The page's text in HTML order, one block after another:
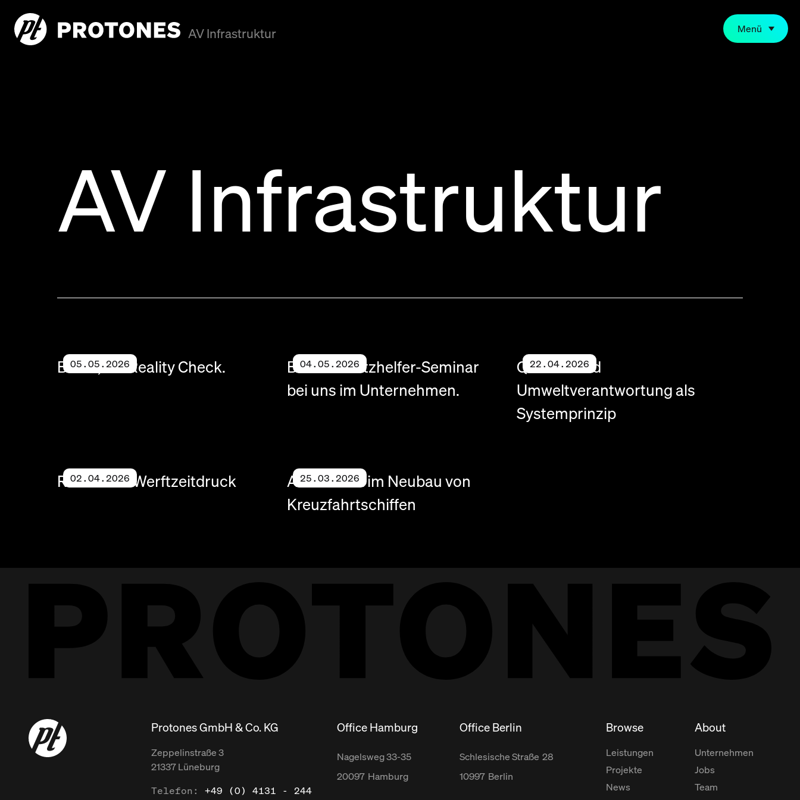
AV Infrastruktur Menü
AV Infrastruktur
05.05.2026
Berlin, ein Reality Check. 04.05.2026
Brandschutzhelfer-Seminar
bei uns im Unternehmen.
22.04.2026
Qualität und
Umweltverantwortung als
Systemprinzip
02.04.2026
Refit unter Werftzeitdruck 25.03.2026
AV-Technik im Neubau von
Kreuzfahrtschiffen
Protones GmbH & Co. KG
Zeppelinstraße3
21337Lüneburg
Telefon:
+49 (0) 4131 - 244
Office Hamburg
Nagelsweg33-35
20097 Hamburg
Office Berlin
Schlesische Straße 28
10997 Berlin
Browse
Leistungen
Projekte
News
About
Unternehmen
Jobs
Team